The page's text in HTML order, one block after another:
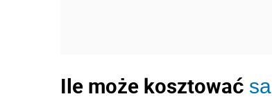
Ile może kosztować